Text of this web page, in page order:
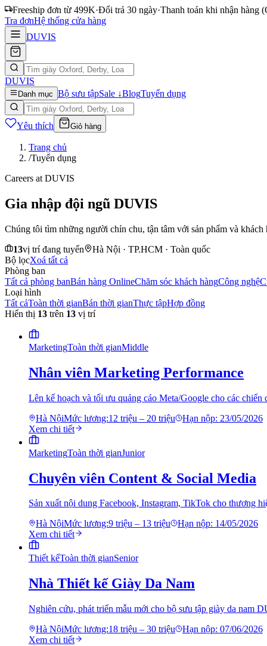
Freeship đơn từ 499K·Đổi trả 30 ngày·Thanh toán khi nhận hàng
Tra đơnHệ thống cửa hàng
DUVIS
DUVIS
Danh mục Bộ sưu tậpSale ↓BlogTuyển dụng
Yêu thích Giỏ hàng
Trang chủ
/Tuyển dụng
Careers at DUVIS
Gia nhập đội ngũ DUVIS
Chúng tôi tìm những người chỉn chu, tận tâm với sản phẩm và
13vị trí đang tuyển
Hà Nội · TP.HCM · Toàn quốc
Bộ lọcXoá tất cả
Phòng ban
Tất cả phòng banBán hàng OnlineChăm sóc khách hàngCông nghệ
Loại hình
Tất cảToàn thời gianBán thời gianThực tậpHợp đồng
Hiển thị 13 trên 13 vị trí
MarketingToàn thời gianMiddle
Nhân viên Marketing Performance
Lên kế hoạch và tối ưu quảng cáo Meta/Google cho các
Hà NộiMức lương:12 triệu – 20 triệu Hạn nộp: 23/05/2026
Xem chi tiết
MarketingToàn thời gianJunior
Chuyên viên Content & Social Media
Sản xuất nội dung Facebook, Instagram, TikTok cho thương
Hà NộiMức lương:9 triệu – 13 triệu Hạn nộp: 14/05/2026
Xem chi tiết
Thiết kếToàn thời gianSenior
Nhà Thiết kế Giày Da Nam
Nghiên cứu, phát triển mẫu mới cho bộ sưu tập giày da nam
Hà NộiMức lương:18 triệu – 30 triệu Hạn nộp: 07/06/2026
Xem chi tiết